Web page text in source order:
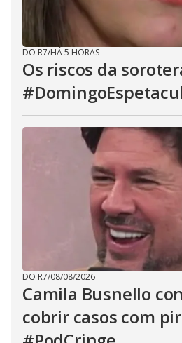
DO R7/HÁ 5 HORAS
Os riscos da
DO R7/08/08/2026
Camila Busnello
cobrir casos com